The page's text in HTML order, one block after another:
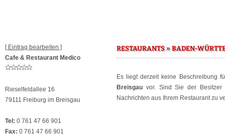
[ Eintrag bearbeiten ]
Cafe & Restaurant Medico
Rieselfeldallee 16
79111 Freiburg im Breisgau
Tel: 0 761 47 66 901
Fax: 0 761 47 66 901
RESTAURANTS»BADEN-
Es liegt derzeit keine Beschreibung
Breisgau vor. Sind Sie der
Nachrichten aus Ihrem Restaurant zu